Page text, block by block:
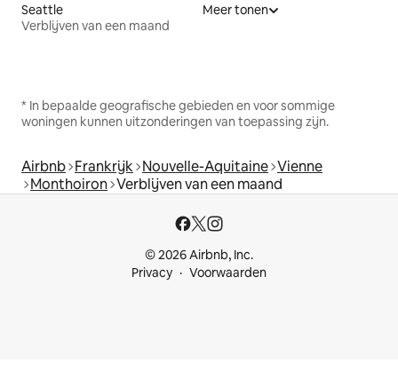
Seattle
Verblijven van een maand
Meer tonen
* In bepaalde geografische gebieden en voor sommige
woningen kunnen uitzonderingen van toepassing zijn.
Airbnb Frankrijk Nouvelle-Aquitaine Vienne
Monthoiron Verblijven van een maand
© 2026 Airbnb, Inc.
Privacy
Voorwaarden